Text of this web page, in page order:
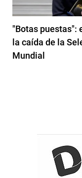
"Botas puestas":
la caída de la
Mundial